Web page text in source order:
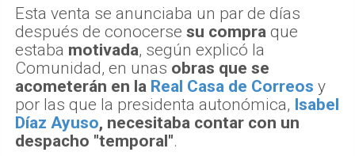
Esta venta se anunciaba un par de días
después de conocerse su compra que
estaba motivada, según explicó la
Comunidad, en unas obras que se
acometerán en la Real Casa de Correos y
por las que la presidenta autonómica, Isabel
Díaz Ayuso, necesitaba contar con un
despacho "temporal".